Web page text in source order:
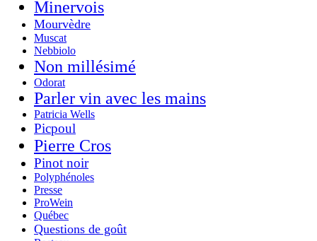
Minervois
Mourvèdre
Muscat
Nebbiolo
Non millésimé
Odorat
Parler vin avec les mains
Patricia Wells
Picpoul
Pierre Cros
Pinot noir
Polyphénoles
Presse
ProWein
Québec
Questions de goût